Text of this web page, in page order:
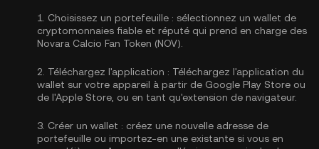
1. Choisissez un portefeuille : sélectionnez un wallet de
cryptomonnaies fiable et réputé qui prend en charge des
Novara Calcio Fan Token (NOV).
2. Téléchargez l'application : Téléchargez l'application du
wallet sur votre appareil à partir de Google Play Store ou
de l'Apple Store, ou en tant qu'extension de navigateur.
3. Créer un wallet : créez une nouvelle adresse de
portefeuille ou importez-en une existante si vous en